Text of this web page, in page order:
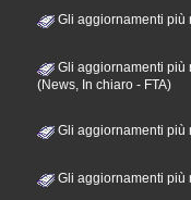
Gli aggiornamenti più
Gli aggiornamenti più
(News, In chiaro - FTA)
Gli aggiornamenti più
Gli aggiornamenti più